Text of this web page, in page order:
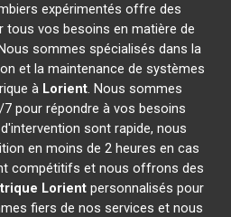
expérimentés offre des
tous vos besoins en matière de
sommes spécialisés dans la
et la maintenance de systèmes
à Lorient. Nous sommes
pour répondre à vos besoins
sont rapide, nous
en moins de 2 heures en cas
compétitifs et nous offrons des
Lorient personnalisés pour
fiers de nos services et nous